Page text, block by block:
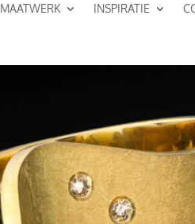
MAATWERK INSPIRATIE